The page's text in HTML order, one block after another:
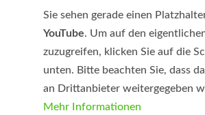
Sie sehen gerade einen
YouTube. Um auf den
zuzugreifen, klicken Sie auf die
unten. Bitte beachten Sie, dass
an Drittanbieter weitergegeben
Mehr Informationen